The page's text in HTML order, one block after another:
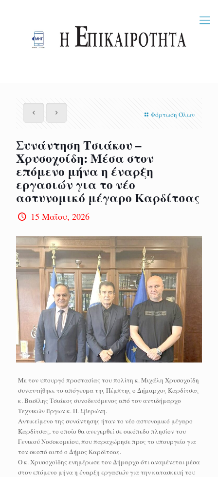
Φόρτωση Όλων
Συνάντηση Τσιάκου –
Χρυσοχοίδη: Μέσα στον
επόμενο μήνα η έναρξη
εργασιών για το νέο
αστυνομικό μέγαρο Καρδίτσας
15 Μαΐου, 2026
Με τον υπουργό προστασίας του πολίτη κ. Μιχάλη Χρυσοχοίδη
συναντήθηκε το απόγευμα της Πέμπτης ο Δήμαρχος Καρδίτσας
κ. Βασίλης Τσιάκος συνοδευόμενος από τον αντιδήμαρχο
Τεχνικών Έργων κ. Π. Σβερώνη.
Αντικείμενο της συνάντησης ήταν το νέο αστυνομικό μέγαρο
Καρδίτσας, το οποίο θα ανεγερθεί σε οικόπεδο πλησίον του
Γενικού Νοσοκομείου, που παραχώρησε προς το υπουργείο για
τον σκοπό αυτό ο Δήμος Καρδίτσας.
Ο κ. Χρυσοχοίδης ενημέρωσε τον Δήμαρχο ότι αναμένεται μέσα
στον επόμενο μήνα η έναρξη εργασιών για την κατασκευή του